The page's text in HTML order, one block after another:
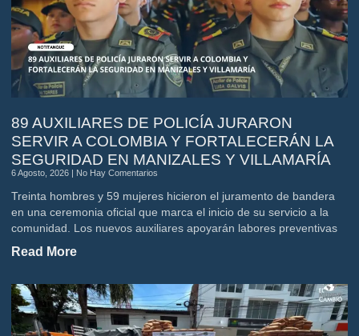
89 AUXILIARES DE POLICÍA JURARON
SERVIR A COLOMBIA Y FORTALECERÁN LA
SEGURIDAD EN MANIZALES Y VILLAMARÍA
6 Agosto, 2026 No Hay Comentarios
Treinta hombres y 59 mujeres hicieron el juramento de bandera
en una ceremonia oficial que marca el inicio de su servicio a la
comunidad. Los nuevos auxiliares apoyarán labores preventivas
Read More